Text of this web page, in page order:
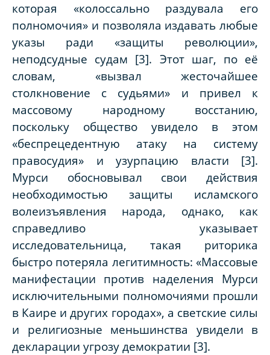
которая «колоссально раздувала его
полномочия» и позволяла издавать любые
указы ради «защиты революции»,
неподсудные судам [3]. Этот шаг, по её
словам, «вызвал жесточайшее
столкновение с судьями» и привел к
массовому народному восстанию,
поскольку общество увидело в этом
«беспрецедентную атаку на систему
правосудия» и узурпацию власти [3].
Мурси обосновывал свои действия
необходимостью защиты исламского
волеизъявления народа, однако, как
справедливо указывает
исследовательница, такая риторика
быстро потеряла легитимность: «Массовые
манифестации против наделения Мурси
исключительными полномочиями прошли
в Каире и других городах», а светские силы
и религиозные меньшинства увидели в
декларации угрозу демократии [3].